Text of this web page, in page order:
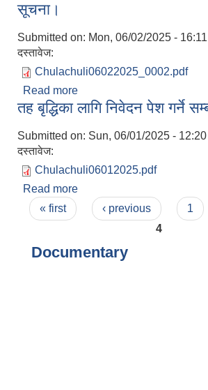
सूचना।
Submitted on: Mon, 06/02/2025 - 16:11
दस्तावेज:
Chulachuli06022025_0002.pdf
Read more
संचालनका लागि प्रकाशन
तह बृद्धिका लागि निवेदन पेश गर्ने
Submitted on: Sun, 06/01/2025 - 12:20
दस्तावेज:
Chulachuli06012025.pdf
Read more
Pages
« first ‹ previous 1
4
Documentary